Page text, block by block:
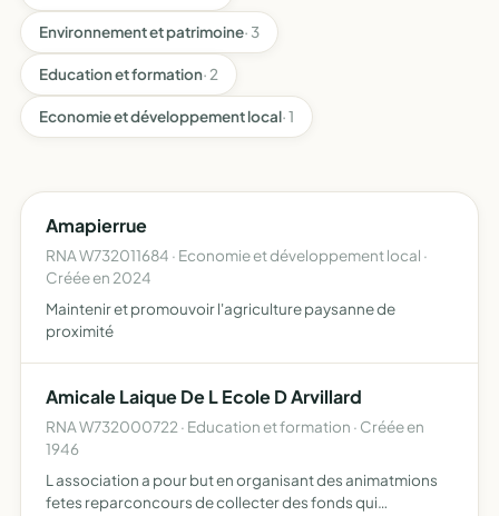
Environnement et patrimoine· 3
Education et formation· 2
Economie et développement local· 1
Amapierrue
RNA W732011684 · Economie et développement local ·
Créée en 2024
Maintenir et promouvoir l'agriculture paysanne de
proximité
Amicale Laique De L Ecole D Arvillard
RNA W732000722 · Education et formation · Créée en
1946
L association a pour but en organisant des animatmions
fetes reparconcours de collecter des fonds qui